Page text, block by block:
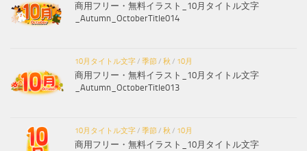
商用フリー・無料イラスト_10月タイトル文字
_Autumn_OctoberTitle014
10月タイトル文字/ 季節/ 秋 / 10月
商用フリー・無料イラスト_10月タイトル文字
_Autumn_OctoberTitle013
10月タイトル文字/ 季節/ 秋 / 10月
商用フリー・無料イラスト_10月タイトル文字